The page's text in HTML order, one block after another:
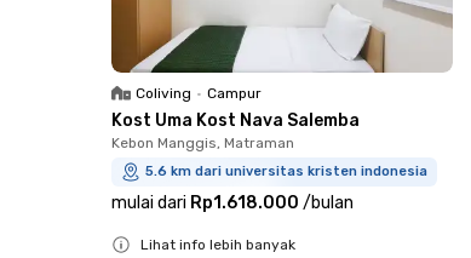
Coliving • Campur
Kost Uma Kost Nava Salemba
Kebon Manggis, Matraman
5.6 km dari universitas kristen indonesia
mulai dari Rp1.618.000 /bulan
Lihat info lebih banyak